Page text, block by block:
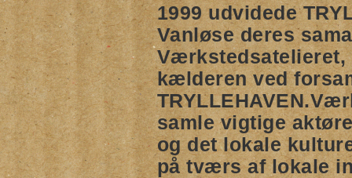
1999 udvidede
Vanløse deres
Værkstedsatelieret,
kælderen ved
samle vigtige
og det lokale
på tværs af lokale